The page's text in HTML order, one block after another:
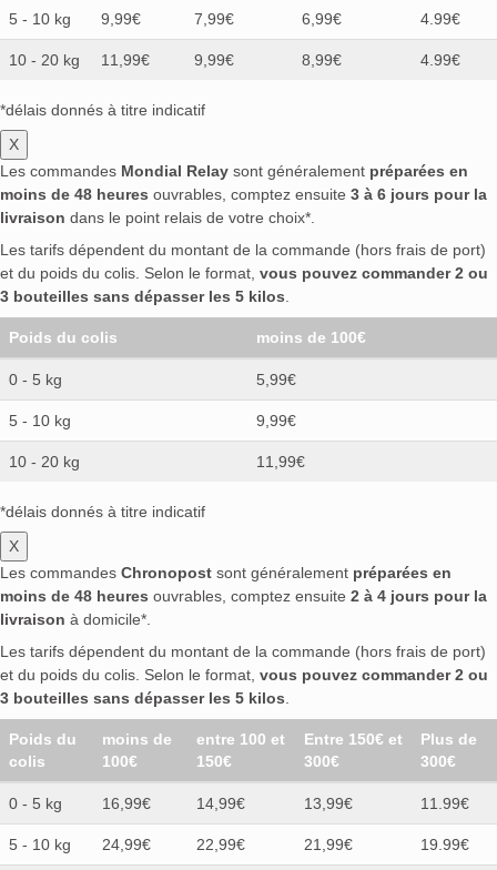
5 - 10 kg 9,99€ 7,99€ 6,99€ 4.99€
10 - 20 kg 11,99€ 9,99€ 8,99€ 4.99€
*délais donnés à titre indicatif
X
Les commandes Mondial Relay sont généralement préparées en
moins de 48 heures ouvrables, comptez ensuite 3 à 6 jours pour la
livraison dans le point relais de votre choix*.
Les tarifs dépendent du montant de la commande (hors frais de port)
et du poids du colis. Selon le format, vous pouvez commander 2 ou
3 bouteilles sans dépasser les 5 kilos.
Poids du colis moins de 100€
0 - 5 kg 5,99€
5 - 10 kg 9,99€
10 - 20 kg 11,99€
*délais donnés à titre indicatif
X
Les commandes Chronopost sont généralement préparées en
moins de 48 heures ouvrables, comptez ensuite 2 à 4 jours pour la
livraison à domicile*.
Les tarifs dépendent du montant de la commande (hors frais de port)
et du poids du colis. Selon le format, vous pouvez commander 2 ou
3 bouteilles sans dépasser les 5 kilos.
Poids du
colis
moins de
100€
entre 100 et
150€
Entre 150€ et
300€
Plus de
300€
0 - 5 kg 16,99€ 14,99€ 13,99€ 11.99€
5 - 10 kg 24,99€ 22,99€ 21,99€ 19.99€